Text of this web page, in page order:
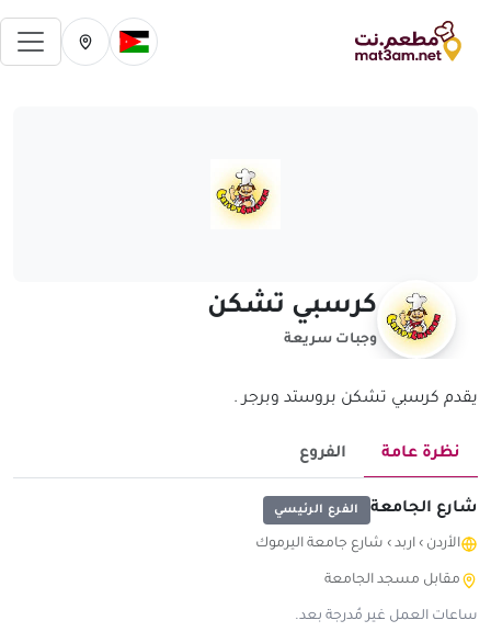
تغيير الدولة الحالية
تغيير المدينة
كرسبي تشكن
وجبات سريعة
يقدم كرسبي تشكن بروستد وبرجر .
نظرة عامة الفروع
شارع الجامعة الفرع الرئيسي
الأردن › اربد › شارع جامعة اليرموك
مقابل مسجد الجامعة
ساعات العمل غير مُدرجة بعد.